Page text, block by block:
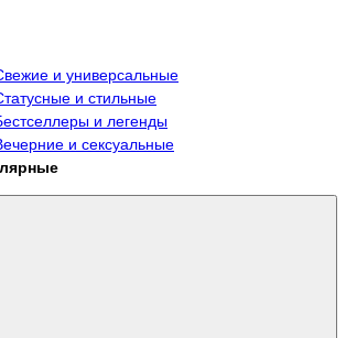
и универсальные
и стильные
и легенды
и сексуальные